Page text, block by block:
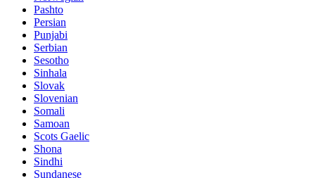
Pashto
Persian
Punjabi
Serbian
Sesotho
Sinhala
Slovak
Slovenian
Somali
Samoan
Scots Gaelic
Shona
Sindhi
Sundanese